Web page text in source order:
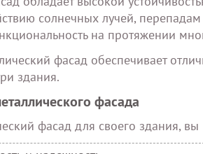
солнечных лучей, перепадам
на протяжении
фасад обеспечивает
здания.
фасада
фасад для своего здания,